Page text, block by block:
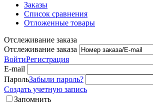
Заказы
Список сравнения
Отложенные товары
Отслеживание заказа
Отслеживание заказа
ВойтиРегистрация
E-mail
ПарольЗабыли пароль?
Создать учетную запись
Запомнить